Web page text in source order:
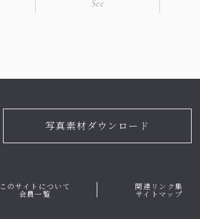
See
写真素材ダウンロード
このサイトについて 関連リンク集
会員一覧 サイトマップ